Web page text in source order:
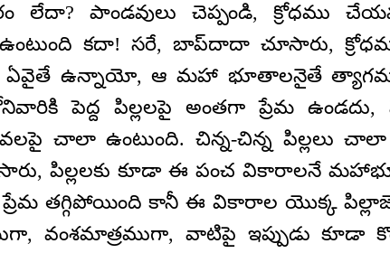
లేదా? పాండవులు చెప్పండి, క్రోధము
కదా! సరే, బాప్‌దాదా చూసారు,
ఏవైతే ఉన్నాయో, ఆ మహా భూతాలనైతే
పెద్ద పిల్లలపై అంతగా ప్రేమ
చాలా ఉంటుంది. చిన్న-చిన్న పిల్లలు చాలా
పిల్లలకు కూడా ఈ పంచ వికారాలనే
తగ్గిపోయింది కానీ ఈ వికారాల యొక్క
వంశమాత్రముగా, వాటిపై ఇప్పుడు కూడా